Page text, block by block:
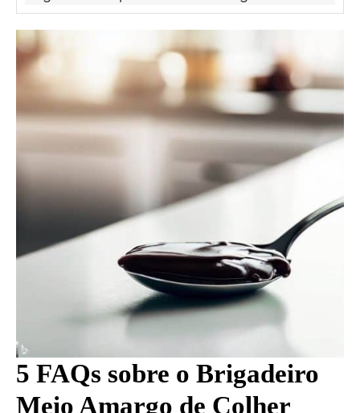
5 FAQs sobre o Brigadeiro
Meio Amargo de Colher